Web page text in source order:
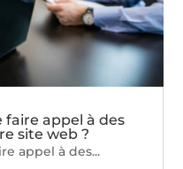
appel à des
site web ?
appel à des...